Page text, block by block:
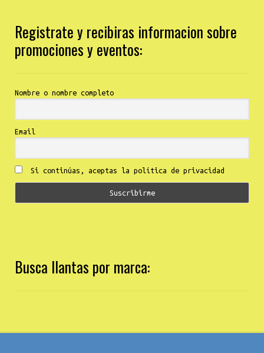
Registrate y recibiras informacion sobre
promociones y eventos:
Nombre o nombre completo
Email
Si continúas, aceptas la política de privacidad
Busca llantas por marca: